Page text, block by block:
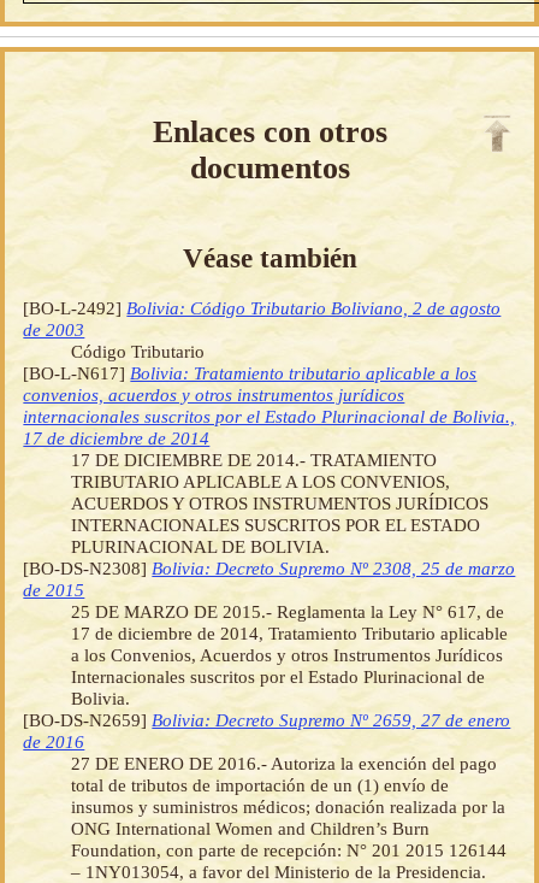
Enlaces con otros
documentos
Véase también
[BO-L-2492] Bolivia: Código Tributario Boliviano, 2 de agosto
de 2003
Código Tributario
[BO-L-N617] Bolivia: Tratamiento tributario aplicable a los
convenios, acuerdos y otros instrumentos jurídicos
internacionales suscritos por el Estado Plurinacional de Bolivia.,
17 de diciembre de 2014
17 DE DICIEMBRE DE 2014.- TRATAMIENTO
TRIBUTARIO APLICABLE A LOS CONVENIOS,
ACUERDOS Y OTROS INSTRUMENTOS JURÍDICOS
INTERNACIONALES SUSCRITOS POR EL ESTADO
PLURINACIONAL DE BOLIVIA.
[BO-DS-N2308] Bolivia: Decreto Supremo Nº 2308, 25 de marzo
de 2015
25 DE MARZO DE 2015.- Reglamenta la Ley N° 617, de
17 de diciembre de 2014, Tratamiento Tributario aplicable
a los Convenios, Acuerdos y otros Instrumentos Jurídicos
Internacionales suscritos por el Estado Plurinacional de
Bolivia.
[BO-DS-N2659] Bolivia: Decreto Supremo Nº 2659, 27 de enero
de 2016
27 DE ENERO DE 2016.- Autoriza la exención del pago
total de tributos de importación de un (1) envío de
insumos y suministros médicos; donación realizada por la
ONG International Women and Children’s Burn
Foundation, con parte de recepción: N° 201 2015 126144
– 1NY013054, a favor del Ministerio de la Presidencia.